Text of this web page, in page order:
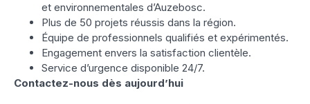
et environnementales d’Auzebosc.
Plus de 50 projets réussis dans la région.
Équipe de professionnels qualifiés et expérimentés.
Engagement envers la satisfaction clientèle.
Service d’urgence disponible 24/7.
Contactez-nous dès aujourd’hui